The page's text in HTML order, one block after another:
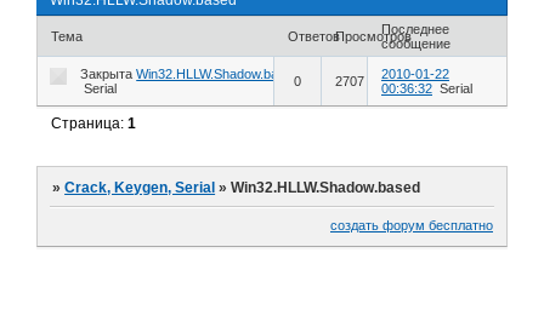
Тема ОтветовПросмотровПоследнее
сообщение
ЗакрытаWin32.HLLW.Shadow.based
Serial
0 2707
2010-01-22
00:36:32 Serial
Страница:1
»Crack, Keygen, Serial »Win32.HLLW.Shadow.based
создать форум бесплатно